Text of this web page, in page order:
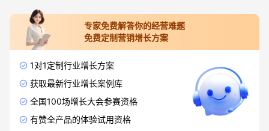
专家免费解答你的经营难题
免费定制营销增长方案
1对1定制行业增长方案
获取最新行业增长案例库
全国100场增长大会参赛资格
有赞全产品的体验试用资格